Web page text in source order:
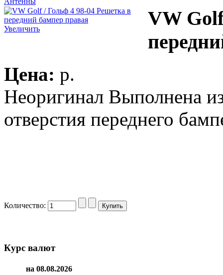
Увеличить
VW
Цена: p.
Неоригинал Выполнена
отверстия переднего
Количество:
Курс валют
на 08.08.2026